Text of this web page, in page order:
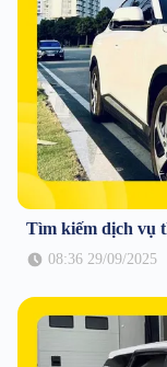
Tìm kiếm dịch vụ
08:36 29/09/2025